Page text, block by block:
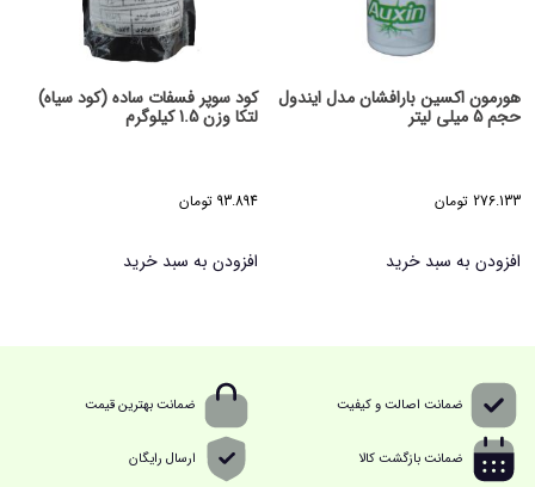
هورمون اکسین بارافشان مدل ایندول
حجم 5 میلی لیتر
276.133 تومان
افزودن به سبد خرید
کود سوپر فسفات ساده (کود سیاه)
لتکا وزن 1.5 کیلوگرم
93.894 تومان
افزودن به سبد خرید
ضمانت اصالت و کیفیت ضمانت بهترین قیمت
ضمانت بازگشت کالا ارسال رایگان